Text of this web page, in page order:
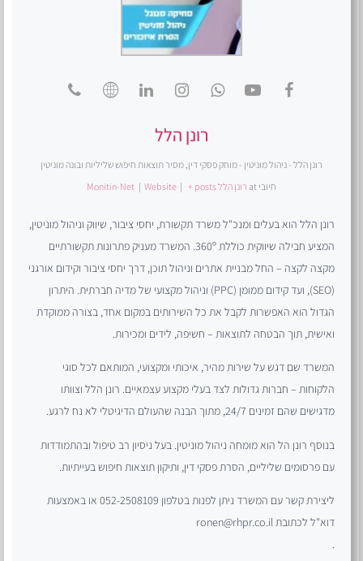
רונן הלל
רונן הלל - ניהול מוניטין - מוחק פסקי דין, מסיר תוצאות חיפוש שליליות ובונה מוניטין
חיובי at רונן הלל Monitin-Net | Website + posts
רונן הלל הוא בעלים ומנכ"ל משרד תקשורת, יחסי ציבור, שיווק וניהול מוניטין,
המציע חבילה שיווקית כוללת 360º. המשרד מעניק פתרונות תקשורתיים
מקצה לקצה – החל מבניית אתרים וניהול תוכן, דרך יחסי ציבור וקידום אורגני
(SEO), ועד קידום ממומן (PPC) וניהול מקצועי של מדיה חברתית. היתרון
הגדול הוא האפשרות לקבל את כל השירותים במקום אחד, בצורה ממוקדת
ואישית, תוך הבטחה לתוצאות – חשיפה, לידים ומכירות.
המשרד שם דגש על שירות מהיר, איכותי ומקצועי, המותאם לכל סוגי
הלקוחות – חברות גדולות לצד בעלי מקצוע עצמאיים. רונן הלל וצוותו
מדגישים שהם זמינים 24/7, מתוך הבנה שהעולם הדיגיטלי לא נח לרגע.
בנוסף רונן הל הוא מומחה ניהול מוניטין. בעל ניסיון רב טיפול ובהתמודדות
עם פרסומים שליליים, הסרת פסקי דין, ותיקון תוצאות חיפוש בעייתיות.
ליצירת קשר עם המשרד ניתן לפנות בטלפון 052-2508109 או באמצעות
דוא"ל לכתובת ronen@rhpr.co.il